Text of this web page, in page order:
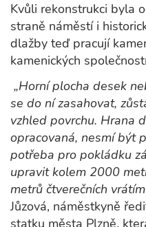
Kvůli rekonstrukci byla
straně náměstí i
dlažby teď pracují
kamenických
„Horní plocha desek
se do ní zasahovat,
vzhled povrchu. Hrana
opracovaná, nesmí být
potřeba pro pokládku
upravit kolem 2000
metrů čtverečních
Jůzová, náměstkyně